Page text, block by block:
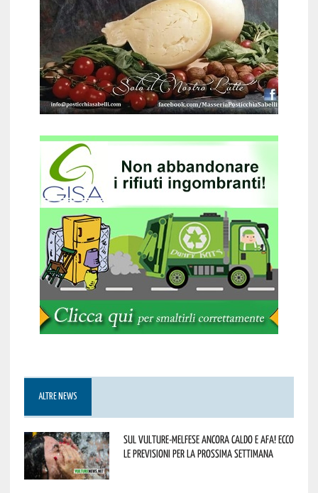
ALTRE NEWS
Sul Vulture-Melfese ancora caldo e afa! Ecco
le previsioni per la prossima settimana